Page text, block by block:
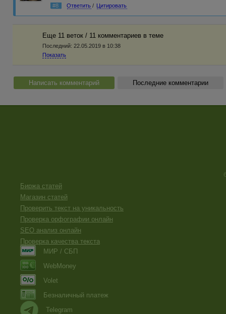
#8 Ответить / Цитировать
Еще 11 веток / 11 комментариев в темe
Последний: 22.05.2019 в 10:38
Показать
Написать комментарий Последние комментарии
Биржа статей
Магазин статей
Проверить текст на уникальность
Проверка орфографии онлайн
SEO анализ онлайн
Проверка качества текста
МИР / СБП
WebMoney
Volet
Безналичный платеж
Telegram